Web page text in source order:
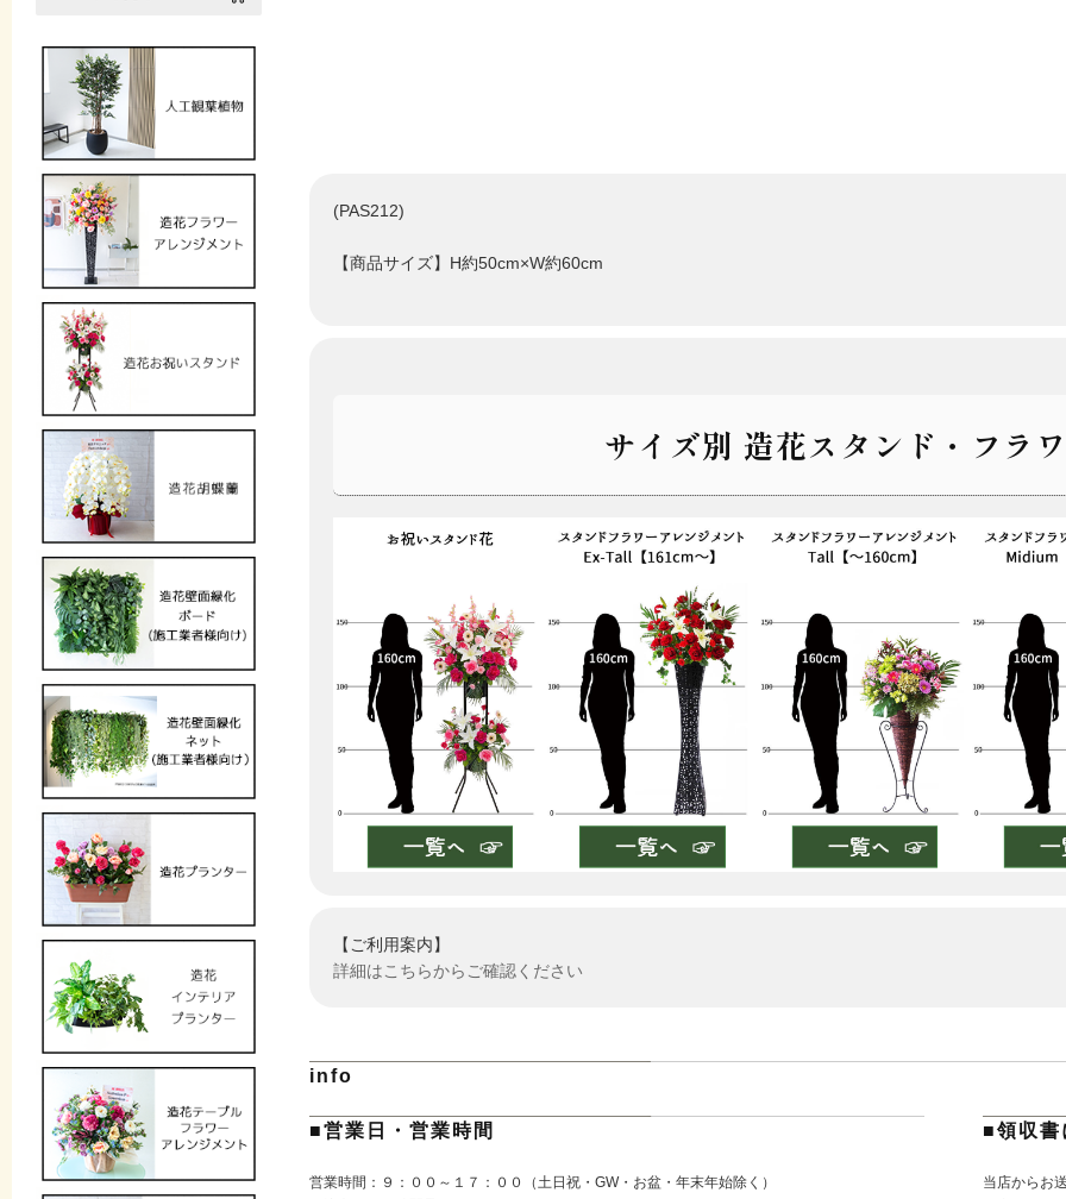
(PAS212)
【商品サイズ】H約50cm×W約60cm
サイズ別 造花スタンド・フラ
【ご利用案内】
詳細はこちらからご確認ください
info
■営業日・営業時間
営業時間：９：００～１７：００（土日祝・GW・お盆・年末年始除く）
■領収書
当店からお